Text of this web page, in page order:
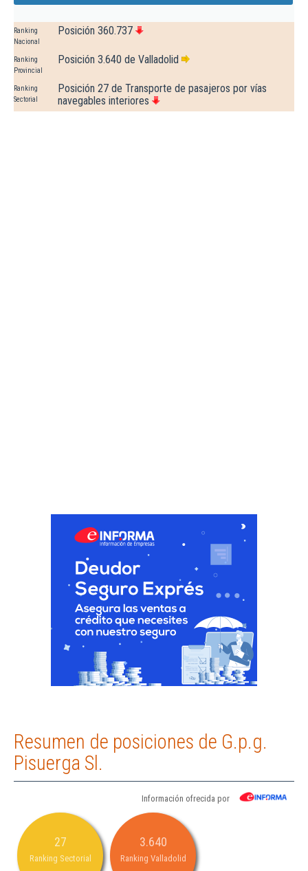
Ranking
Nacional
Posición 360.737
Ranking
Provincial
Posición 3.640 de Valladolid
Ranking
Sectorial
Posición 27 de Transporte de pasajeros por vías
navegables interiores
Resumen de posiciones de G.p.g.
Pisuerga Sl.
Información ofrecida por
27
Ranking Sectorial
3.640
Ranking Valladolid